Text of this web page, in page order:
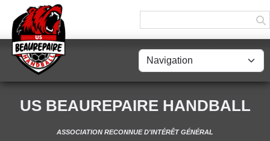
US BEAUREPAIRE HANDBALL
ASSOCIATION RECONNUE D'INTÉRÊT GÉNÉRAL
Panneau de gestion des cookies